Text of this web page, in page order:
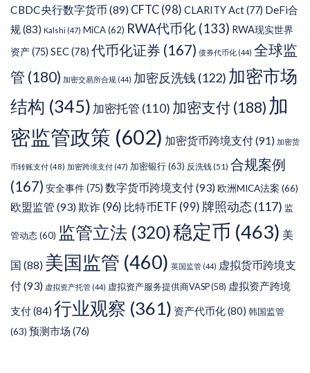
CBDC央行数字货币 (89) CFTC (98) CLARITY Act(77) DeFi合
规(83) Kalshi (47) MiCA(62) RWA代币化 (133) RWA现实世界
资产(75) SEC(78) 代币化证券 (167) 债券代币化 (44) 全球监
管 (180) 加密交易所合规 (44) 加密反洗钱 (122) 加密市场
结构 (345) 加密托管 (110) 加密支付 (188) 加
密监管政策 (602) 加密货币跨境支付(91) 加密货
币转账支付 (48) 加密跨境支付 (47) 加密银行(63) 反洗钱(51) 合规案例
(167) 安全事件(75) 数字货币跨境支付(93)欧洲MICA法案 (66)
欧盟监管 (93)欺诈 (96) 比特币ETF (99) 牌照动态 (117) 监
管动态(60) 监管立法 (320)稳定币 (463) 美
国 (88) 美国监管 (460) 英国监管 (44) 虚拟货币跨境支
付(93) 虚拟资产托管 (44) 虚拟资产服务提供商VASP(58) 虚拟资产跨境
支付(84) 行业观察 (361) 资产代币化(80) 韩国监管
(63) 预测市场 (76)